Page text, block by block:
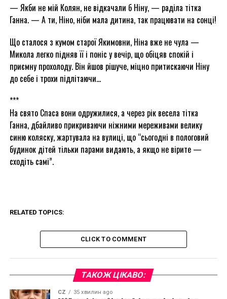
— Якби не мій Колян, не відкачали б Ніну, — раділа тітка
Ганна. — А ти, Ніно, ніби мала дитина, так працювати на сонці!
Що сталося з кумом старої Якимовни, Ніна вже не чула —
Микола легко підняв її і поніс у вечір, що обіцяв спокій і
приємну прохолоду. Він йшов рішуче, міцно притискаючи Ніну
до себе і трохи підлітаючи…
***
На свято Спаса вони одружилися, а через рік весела тітка
Ганна, дбайливо прикриваючи ніжними мереживами велику
синю коляску, жартувала на вулиці, що “сьогодні в пологовий
будинок дітей тільки парами видають, а якщо не вірите —
сходіть самі”.
RELATED TOPICS:
CLICK TO COMMENT
ТАКОЖ ЦІКАВО:
CZ 35 хвилин ago